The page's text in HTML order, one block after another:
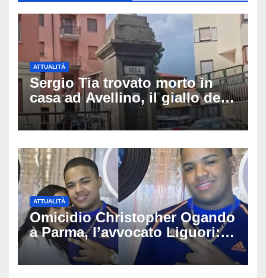
ATTUALITÀ
Sergio Tia trovato morto in
casa ad Avellino, il giallo della
porta socchiusa: disposta
l’autopsia
ATTUALITÀ
Omicidio Christopher Ogando
a Parma, l’avvocato Liguori:
«Ogni elemento va
approfondito fino in fondo»,